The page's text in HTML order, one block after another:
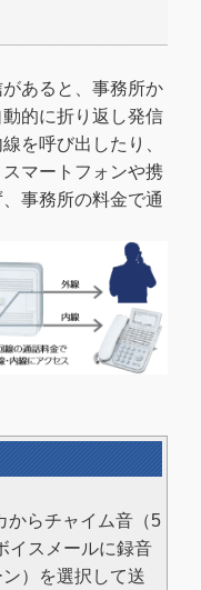
あると、事務所か
的に折り返し発信
を呼び出したり、
マートフォンや携
事務所の料金で通
からチャイム音（5
イスメールに録音
）を選択して送